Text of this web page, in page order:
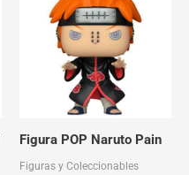
Figura POP Naruto Pain
Figuras y Coleccionables